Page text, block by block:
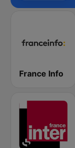
France Info